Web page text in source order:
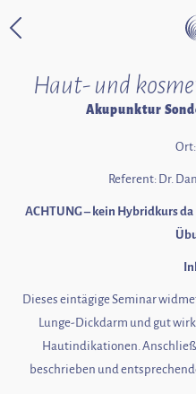
Zurück zur Startseite
Haut- und
Akupunktur
Referent: Dr.
ACHTUNG – kein Hybridkurs
Dieses eintägige Seminar
Lunge-Dickdarm und gut
Hautindikationen.
beschrieben und